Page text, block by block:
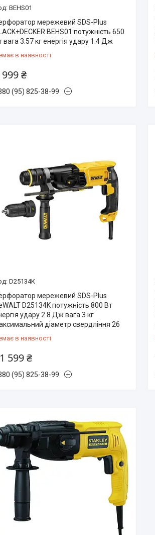
BEHS01
мережевий SDS-Plus
BEHS01 потужність 650
вага 3.57 кг енергія удару 1.4 Дж
в наявності
₴
(95) 825-38-99
D25134K
мережевий SDS-Plus
D25134K потужність 800 Вт
удару 2.8 Дж вага 3 кг
діаметр свердління 26
в наявності
599 ₴
(95) 825-38-99